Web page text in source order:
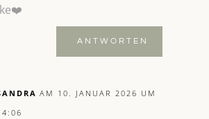
ANTWORTEN
AM 10. JANUAR 2026 UM